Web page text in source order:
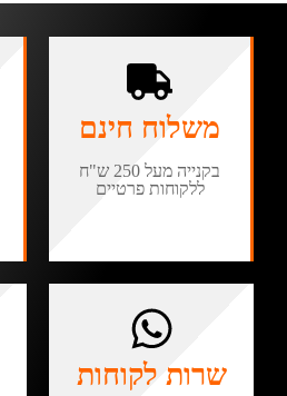
משלוח חינם
בקנייה מעל 250 ש"ח
ללקוחות פרטיים
שרות לקוחות